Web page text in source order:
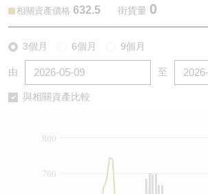
相關資產價格 632.5 街貨量 0
3個月 6個月 9個月
由 至
與相關資產比較
760
800
認股證/牛熊證日誌
認股證文件及公告 (瑞信)
牛熊證到期結算價查詢
中資ETFs溢價比較